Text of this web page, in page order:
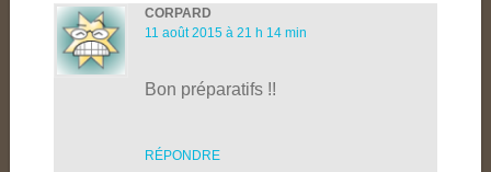
CORPARD
11 août 2015 à 21 h 14 min
Bon préparatifs !!
RÉPONDRE